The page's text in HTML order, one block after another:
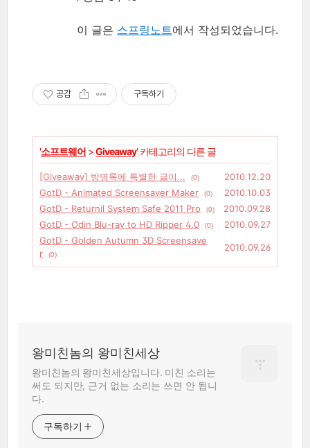
이 글은 스프링노트에서 작성되었습니다.
공감 구독하기
'소프트웨어 >Giveaway' 카테고리의 다른 글
[Giveaway] 방명록에 특별한 글이... (0)
2010.12.20
GotD - Animated Screensaver Maker
(0)
2010.10.03
GotD - Returnil System Safe 2011 Pro
(0)
2010.09.28
GotD - Odin Blu-ray to HD Ripper 4.0
(0)
2010.09.27
GotD - Golden Autumn 3D Screensave
r
(0)
2010.09.26
왕미친놈의 왕미친세상
왕미친놈의 왕미친세상입니다. 미친 소리는
써도 되지만, 근거 없는 소리는 쓰면 안 됩니
다.
구독하기